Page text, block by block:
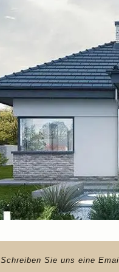
Schreiben Sie uns eine